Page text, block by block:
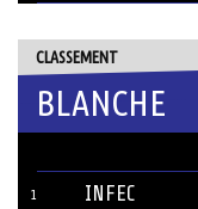
CLASSEMENT
BLANCHE
1 INFEC